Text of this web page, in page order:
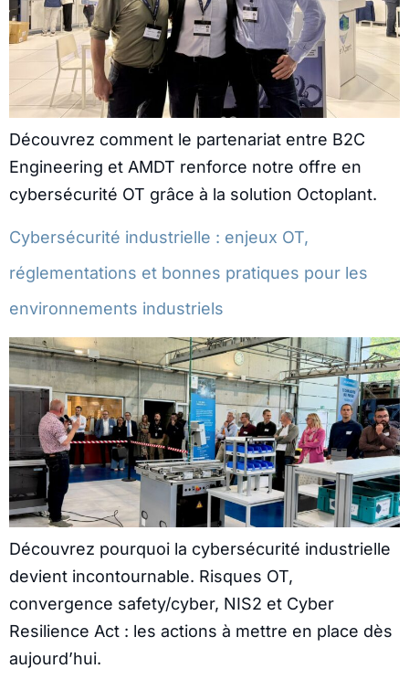
Découvrez comment le partenariat entre B2C
Engineering et AMDT renforce notre offre en
cybersécurité OT grâce à la solution Octoplant.
Cybersécurité industrielle : enjeux OT,
réglementations et bonnes pratiques pour les
environnements industriels
Découvrez pourquoi la cybersécurité industrielle
devient incontournable. Risques OT,
convergence safety/cyber, NIS2 et Cyber
Resilience Act : les actions à mettre en place dès
aujourd’hui.